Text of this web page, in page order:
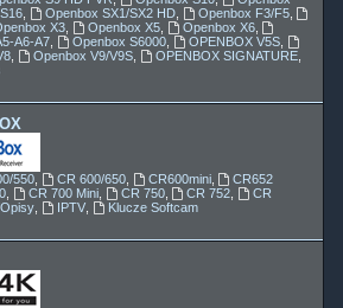
, Openbox SX1/SX2 HD, Openbox F3/F5,
X3, Openbox X5, Openbox X6,
A6-A7
Openbox S6000, OPENBOX V5S,
Openbox V9/V9S, OPENBOX SIGNATURE,
550, CR 600/650, CR600mini,
CR652
, CR 700 Mini, CR 750, CR 752
CR
, IPTV,
Klucze Softcam